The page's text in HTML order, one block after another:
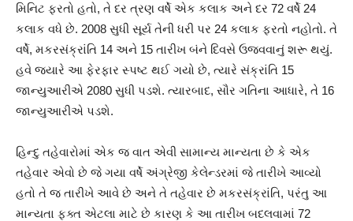
મિનિટ ફરતો હતો, તે દર ત્રણ વર્ષે એક કલાક અને દર 72 વર્ષે 24
કલાક વધે છે. 2008 સુધી સૂર્ય તેની ધરી પર 24 કલાક ફરતો નહોતો. તે
વર્ષે, મકરસંક્રાંતિ 14 અને 15 તારીખ બંને દિવસે ઉજવવાનું શરૂ થયું.
હવે જ્યારે આ ફેરફાર સ્પષ્ટ થઈ ગયો છે, ત્યારે સંક્રાંતિ 15
જાન્યુઆરીએ 2080 સુધી પડશે. ત્યારબાદ, સૌર ગતિના આધારે, તે 16
જાન્યુઆરીએ પડશે.
હિન્દુ તહેવારોમાં એક જ વાત એવી સામાન્ય માન્યતા છે કે એક
તહેવાર એવો છે જે ગયા વર્ષે અંગ્રેજી કેલેન્ડરમાં જે તારીખે આવ્યો
હતો તે જ તારીખે આવે છે અને તે તહેવાર છે મકરસંક્રાંતિ, પરંતુ આ
માન્યતા ફક્ત એટલા માટે છે કારણ કે આ તારીખ બદલવામાં 72